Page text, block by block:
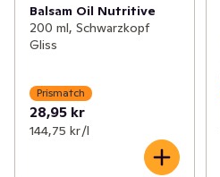
Balsam Oil Nutritive
200 ml, Schwarzkopf
Gliss
Prismatch
28,95 kr
144,75 kr /l